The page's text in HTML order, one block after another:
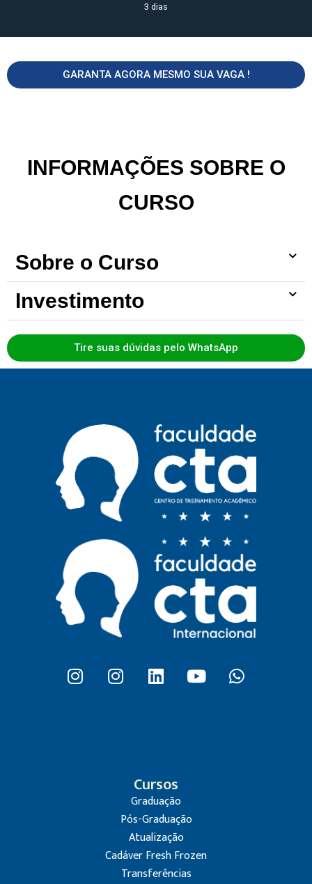
3 dias
GARANTA AGORA MESMO SUA VAGA !
INFORMAÇÕES SOBRE O
CURSO
Sobre o Curso
Investimento
Tire suas dúvidas pelo WhatsApp
Cursos
Graduação
Pós-Graduação
Atualização
Cadáver Fresh Frozen
Transferências